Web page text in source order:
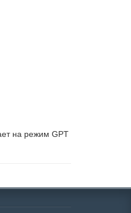
на режим GPT